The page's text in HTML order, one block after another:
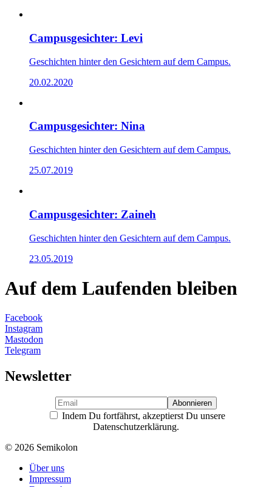
Campusgesichter: Levi
Geschichten hinter den Gesichtern auf dem Campus.
20.02.2020
Campusgesichter: Nina
Geschichten hinter den Gesichtern auf dem Campus.
25.07.2019
Campusgesichter: Zaineh
Geschichten hinter den Gesichtern auf dem Campus.
23.05.2019
Auf dem Laufenden bleiben
Facebook
Instagram
Mastodon
Telegram
Newsletter
Indem Du fortfährst, akzeptierst Du unsere
Datenschutzerklärung.
© 2026 Semikolon
Über uns
Impressum